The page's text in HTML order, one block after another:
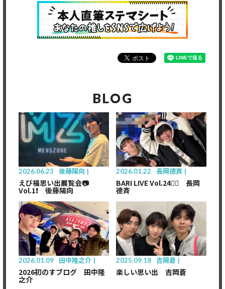
BLOG
2026.06.23 後藤陽向
えび福思い出展覧会📷
Vol.1❗️ 後藤陽向
2026.01.22 長岡德斉
BARI LIVE Vol.24❤️‍🔥 長岡
德斉
2026.01.09 田中隆之介
2026初のすブログ 田中隆
之介
2025.09.18 吉岡蒼
楽しい思い出 吉岡蒼